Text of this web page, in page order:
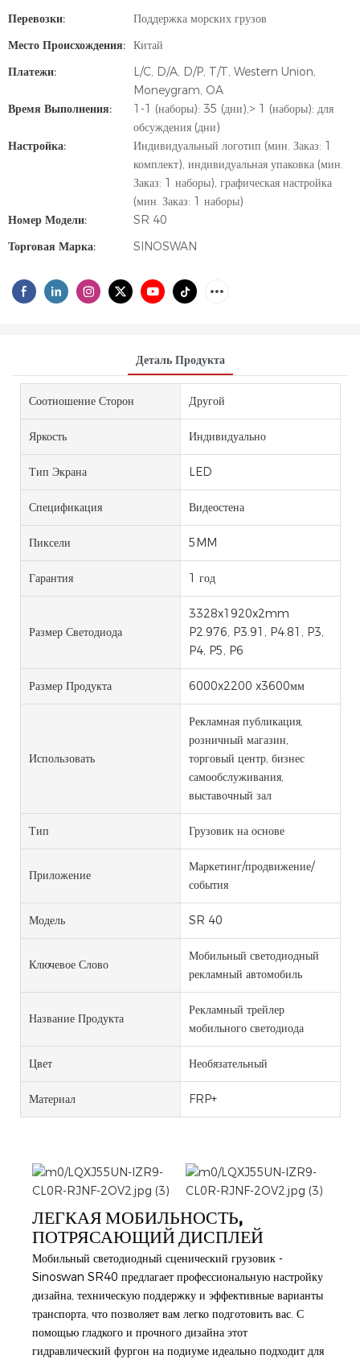
Перевозки:
Поддержка морских грузов
Место Происхождения: Китай
Платежи:
L/C, D/A, D/P, T/T, Western Union,
Moneygram, OA
Время Выполнения:
1-1 (наборы): 35 (дни),> 1 (наборы): для
обсуждения (дни)
Настройка:
Индивидуальный логотип (мин. Заказ: 1
комплект), индивидуальная упаковка (мин.
Заказ: 1 наборы), графическая настройка
(мин. Заказ: 1 наборы)
Номер Модели:
SR 40
Торговая Марка:
SINOSWAN
Деталь Продукта
Соотношение Сторон Другой
Яркость Индивидуально
Тип Экрана LED
Спецификация Видеостена
Пиксели 5MM
Гарантия 1 год
Размер Светодиода
3328x1920x2mm
P2.976, P3.91, P4.81, P3,
P4, P5, P6
Размер Продукта 6000x2200 x3600мм
Использовать
Рекламная публикация,
розничный магазин,
торговый центр, бизнес
самообслуживания,
выставочный зал
Тип Грузовик на основе
Приложение
Маркетинг/продвижение/
события
Модель SR 40
Ключевое Слово
Мобильный светодиодный
рекламный автомобиль
Название Продукта
Рекламный трейлер
мобильного светодиода
Цвет Необязательный
Материал FRP+
ЛЕГКАЯ МОБИЛЬНОСТЬ,
ПОТРЯСАЮЩИЙ ДИСПЛЕЙ
Мобильный светодиодный сценический грузовик -
Sinoswan SR40 предлагает профессиональную настройку
дизайна, техническую поддержку и эффективные варианты
транспорта, что позволяет вам легко подготовить вас. С
помощью гладкого и прочного дизайна этот
гидравлический фургон на подиуме идеально подходит для